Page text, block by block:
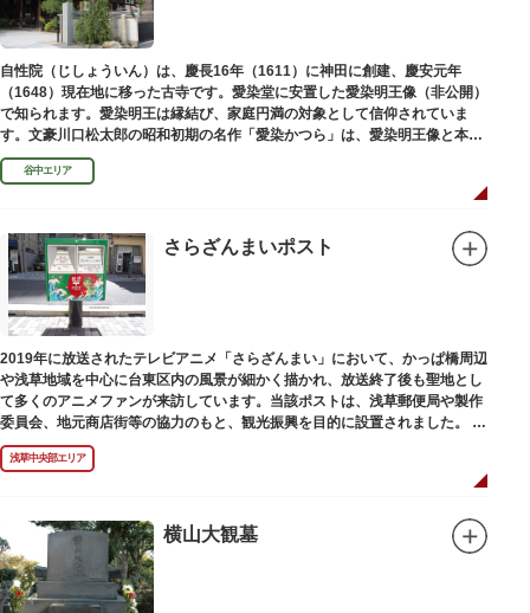
自性院（じしょういん）は、慶長16年（1611）に神田に創建、慶安元年
（1648）現在地に移った古寺です。愛染堂に安置した愛染明王像（非公開）
で知られます。愛染明王は縁結び、家庭円満の対象として信仰されていま
す。文豪川口松太郎の昭和初期の名作「愛染かつら」は、愛染明王像と本堂
前にあった桂の古木にヒントを得た作品だといわれます。
谷中エリア
さらざんまいポスト
2019年に放送されたテレビアニメ「さらざんまい」において、かっぱ橋周辺
や浅草地域を中心に台東区内の風景が細かく描かれ、放送終了後も聖地とし
て多くのアニメファンが来訪しています。当該ポストは、浅草郵便局や製作
委員会、地元商店街等の協力のもと、観光振興を目的に設置されました。
<「さらざんまい」監督の幾原邦彦氏のコメント>
「実在する風景を舞台として制作したキャラクターたちが、このような形で
地域の方々にも受け入れていただけて大変嬉しいです。聖地巡礼のシンボル
設置年月日:令和3年3月10日
浅草中央部エリア
横山大観墓